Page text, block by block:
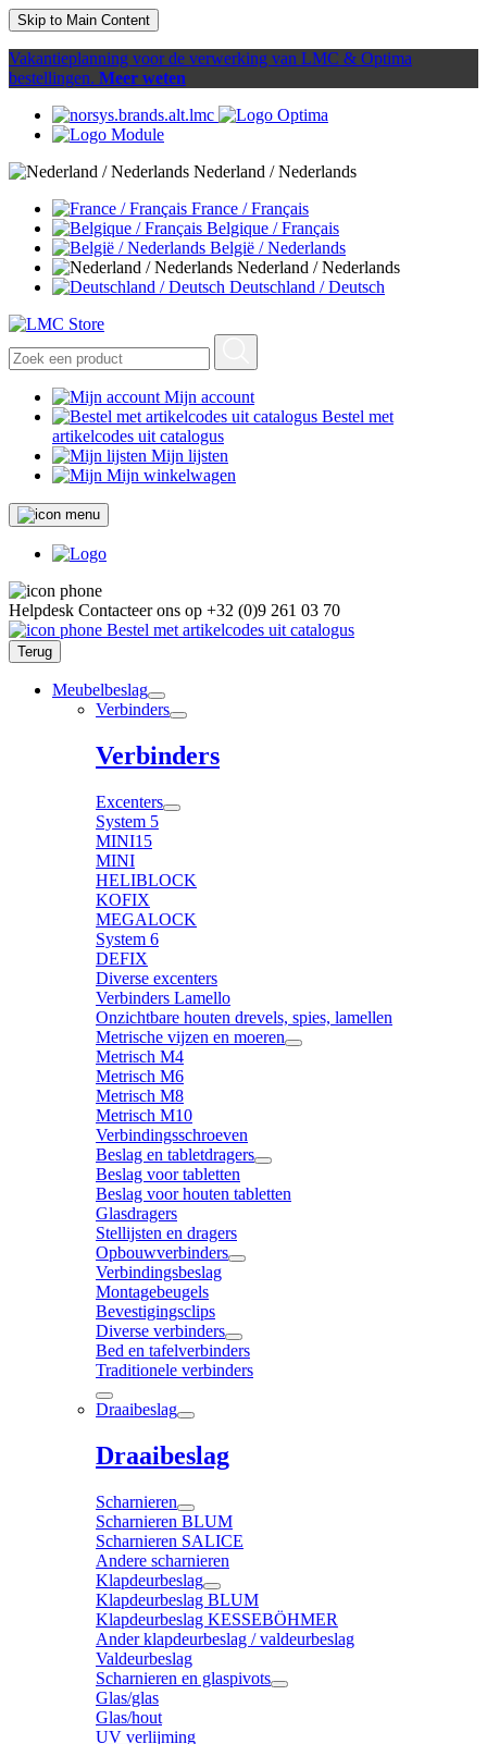
Skip to Main Content
Vakantieplanning voor de verwerking van LMC & Optima
bestellingen. Meer weten
Nederland / Nederlands
France / Français
Belgique / Français
België / Nederlands
Nederland / Nederlands
Deutschland / Deutsch
Mijn account
Bestel met
artikelcodes uit catalogus
Mijn lijsten
Mijn winkelwagen
Helpdesk Contacteer ons op +32 (0)9 261 03 70
Bestel met artikelcodes uit catalogus
Terug
Meubelbeslag
Verbinders
Verbinders
Excenters
System 5
MINI15
MINI
HELIBLOCK
KOFIX
MEGALOCK
System 6
DEFIX
Diverse excenters
Verbinders Lamello
Onzichtbare houten drevels, spies, lamellen
Metrische vijzen en moeren
Metrisch M4
Metrisch M6
Metrisch M8
Metrisch M10
Verbindingsschroeven
Beslag en tabletdragers
Beslag voor tabletten
Beslag voor houten tabletten
Glasdragers
Stellijsten en dragers
Opbouwverbinders
Verbindingsbeslag
Montagebeugels
Bevestigingsclips
Diverse verbinders
Bed en tafelverbinders
Traditionele verbinders
Draaibeslag
Draaibeslag
Scharnieren
Scharnieren BLUM
Scharnieren SALICE
Andere scharnieren
Klapdeurbeslag
Klapdeurbeslag BLUM
Klapdeurbeslag KESSEBÖHMER
Ander klapdeurbeslag / valdeurbeslag
Valdeurbeslag
Scharnieren en glaspivots
Glas/glas
Glas/hout
UV verlijming